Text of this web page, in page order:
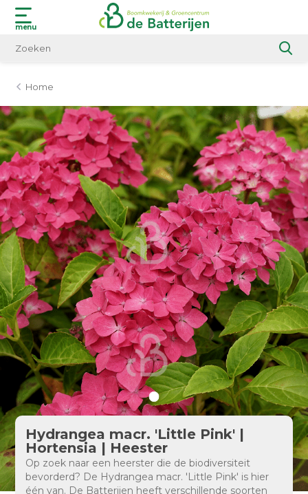
menu
Home
Hydrangea macr. 'Little Pink' |
Hortensia | Heester
Op zoek naar een heerster die de biodiversiteit
bevorderd? De Hydrangea macr. 'Little Pink' is hier
één van. De Batterijen heeft verschillende soorten